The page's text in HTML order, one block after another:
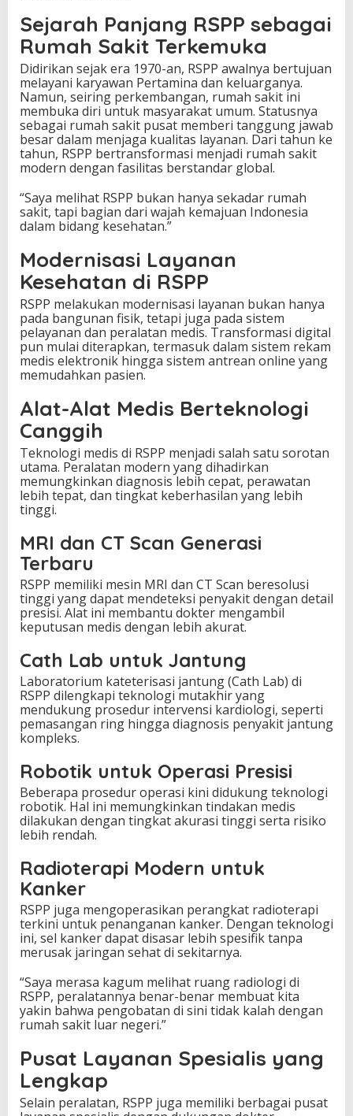
k
a
n
A
l
a
t
-
A
l
a
M
e
d
s
B
e
t
e
k
n
o
g
a
n
g
g
S
e
a
r
a
f
m
a
h
S
a
t
I
n
t
e
a
o
n
a
l
Sejarah Panjang RSPP sebagai
Rumah Sakit Terkemuka
Didirikan sejak era 1970-an, RSPP awalnya bertujuan
melayani karyawan Pertamina dan keluarganya.
Namun, seiring perkembangan, rumah sakit ini
membuka diri untuk masyarakat umum. Statusnya
sebagai rumah sakit pusat memberi tanggung jawab
besar dalam menjaga kualitas layanan. Dari tahun ke
tahun, RSPP bertransformasi menjadi rumah sakit
modern dengan fasilitas berstandar global.
“Saya melihat RSPP bukan hanya sekadar rumah
sakit, tapi bagian dari wajah kemajuan Indonesia
dalam bidang kesehatan.”
Modernisasi Layanan
Kesehatan di RSPP
RSPP melakukan modernisasi layanan bukan hanya
pada bangunan fisik, tetapi juga pada sistem
pelayanan dan peralatan medis. Transformasi digital
pun mulai diterapkan, termasuk dalam sistem rekam
medis elektronik hingga sistem antrean online yang
memudahkan pasien.
Alat-Alat Medis Berteknologi
Canggih
Teknologi medis di RSPP menjadi salah satu sorotan
utama. Peralatan modern yang dihadirkan
memungkinkan diagnosis lebih cepat, perawatan
lebih tepat, dan tingkat keberhasilan yang lebih
tinggi.
MRI dan CT Scan Generasi
Terbaru
RSPP memiliki mesin MRI dan CT Scan beresolusi
tinggi yang dapat mendeteksi penyakit dengan detail
presisi. Alat ini membantu dokter mengambil
keputusan medis dengan lebih akurat.
Cath Lab untuk Jantung
Laboratorium kateterisasi jantung (Cath Lab) di
RSPP dilengkapi teknologi mutakhir yang
mendukung prosedur intervensi kardiologi, seperti
pemasangan ring hingga diagnosis penyakit jantung
kompleks.
Robotik untuk Operasi Presisi
Beberapa prosedur operasi kini didukung teknologi
robotik. Hal ini memungkinkan tindakan medis
dilakukan dengan tingkat akurasi tinggi serta risiko
lebih rendah.
Radioterapi Modern untuk
Kanker
RSPP juga mengoperasikan perangkat radioterapi
terkini untuk penanganan kanker. Dengan teknologi
ini, sel kanker dapat disasar lebih spesifik tanpa
merusak jaringan sehat di sekitarnya.
“Saya merasa kagum melihat ruang radiologi di
RSPP, peralatannya benar-benar membuat kita
yakin bahwa pengobatan di sini tidak kalah dengan
rumah sakit luar negeri.”
Pusat Layanan Spesialis yang
Lengkap
Selain peralatan, RSPP juga memiliki berbagai pusat